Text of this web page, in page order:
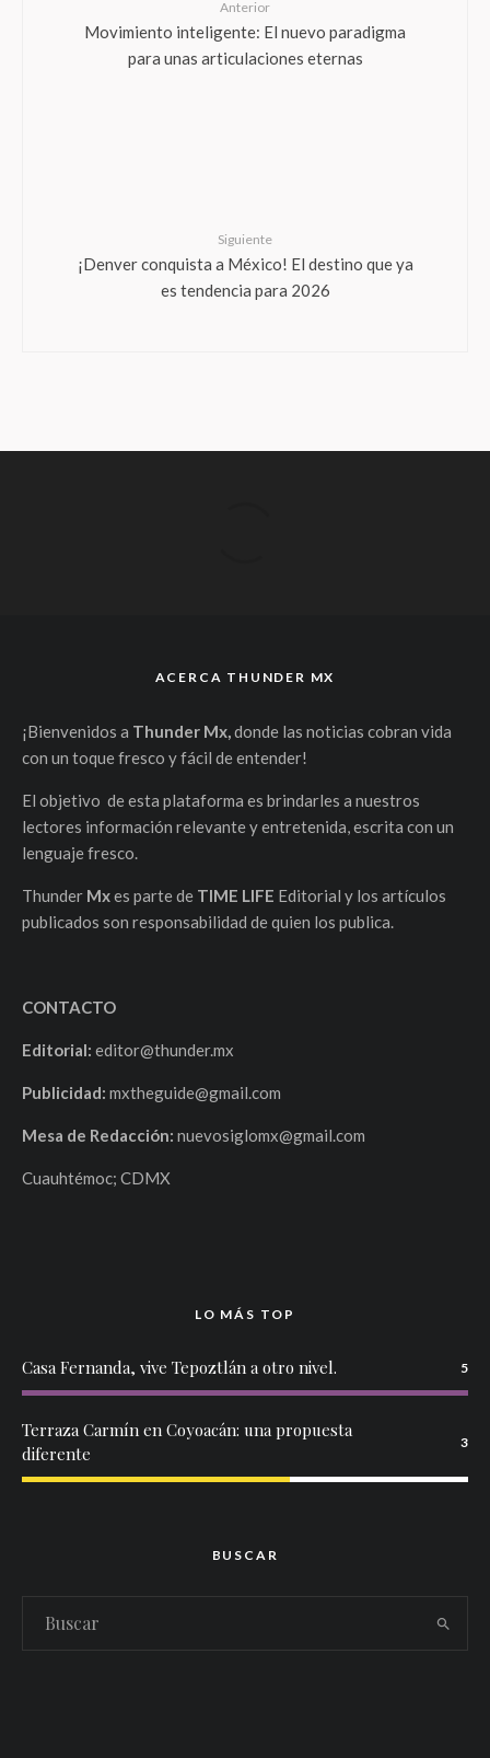
Anterior
Movimiento inteligente: El nuevo paradigma
para unas articulaciones eternas
Siguiente
¡Denver conquista a México! El destino que ya
es tendencia para 2026
ACERCA THUNDER MX
¡Bienvenidos a Thunder Mx,donde las noticias cobran vida
con un toque fresco y fácil de entender!
El objetivo de esta plataforma es brindarles a nuestros
lectores información relevante y entretenida, escrita con un
lenguaje fresco.
Thunder Mxes parte de TIME LIFE Editorial y los artículos
publicados son responsabilidad de quien los publica.
CONTACTO
Editorial: editor@thunder.mx
Publicidad: mxtheguide@gmail.com
Mesa de Redacción: nuevosiglomx@gmail.com
Cuauhtémoc; CDMX
LO MÁS TOP
Casa Fernanda, vive Tepoztlán a otro nivel. 5
Terraza Carmín en Coyoacán: una propuesta
diferente
3
BUSCAR